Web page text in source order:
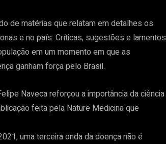
de matérias que relatam em detalhes os
e no país. Críticas, sugestões e lamentos
em um momento em que as
ganham força pelo Brasil.
Naveca reforçou a importância da ciência
feita pela Nature Medicina que
uma terceira onda da doença não é